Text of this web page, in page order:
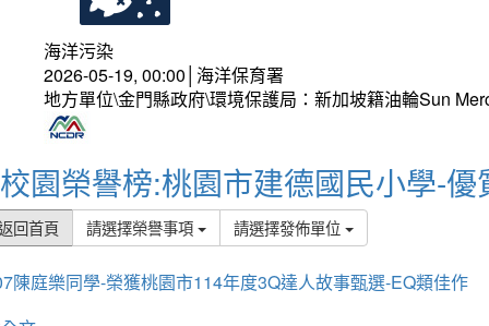
海洋污染
2026-05-19, 00:00│海洋保育署
地方單位\金門縣政府\環境保護局：新加坡籍油輪Sun
校園榮譽榜:桃園市建德國民小學-優
回首頁 請選擇榮譽事項 請選擇發佈單位
陳庭樂同學-榮獲桃園市114年度3Q達人故事甄選-EQ類佳作